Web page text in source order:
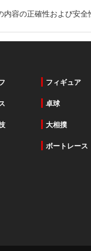
容の正確性および安
フィギュア
卓球
大相撲
ボートレース